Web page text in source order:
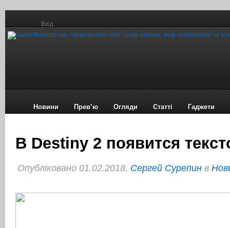
Вхід
Новини Прев’ю Огляди Статті Гаджети
В Destiny 2 появится
Опубліковано 01.02.2018, Сергей Сурепин в